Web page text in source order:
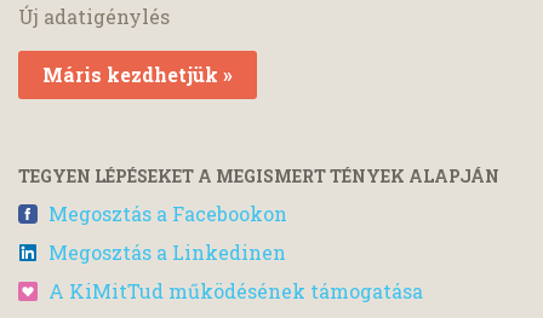
Új adatigénylés
Máris kezdhetjük »
TEGYEN LÉPÉSEKET A MEGISMERT TÉNYEK ALAPJÁN
Megosztás a Facebookon
Megosztás a Linkedinen
A KiMitTud működésének támogatása